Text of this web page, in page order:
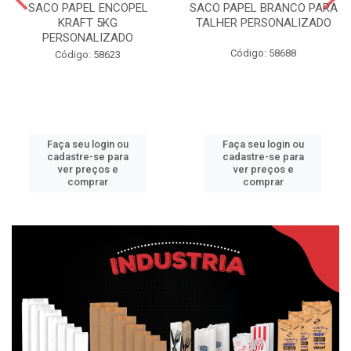
SACO PAPEL ENCOPEL
KRAFT 5KG
PERSONALIZADO
Código: 58623
Faça seu login ou
cadastre-se para
ver preços e
comprar
SACO PAPEL BRANCO PARA
TALHER PERSONALIZADO
Código: 58688
Faça seu login ou
cadastre-se para
ver preços e
comprar